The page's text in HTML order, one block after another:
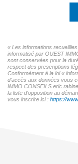
« Les informations
informatisé par OUEST
sont conservées pour la
respect des prescriptions
Conformément à la loi «
d'accès aux données vous
IMMO CONSEILS
la liste d'opposition au
vous inscrire ici : https://